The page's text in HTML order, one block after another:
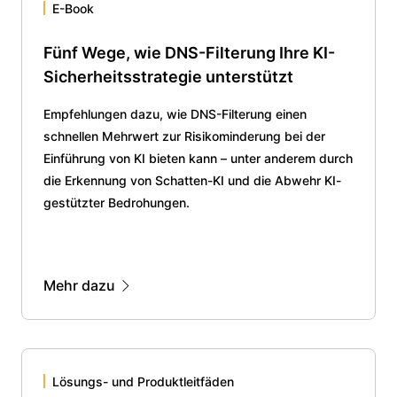
E-Book
Fünf Wege, wie DNS-Filterung Ihre KI-
Sicherheitsstrategie unterstützt
Empfehlungen dazu, wie DNS-Filterung einen
schnellen Mehrwert zur Risikominderung bei der
Einführung von KI bieten kann – unter anderem durch
die Erkennung von Schatten-KI und die Abwehr KI-
gestützter Bedrohungen.
Mehr dazu
Lösungs- und Produktleitfäden